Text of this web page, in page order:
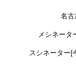
名古
メシネー
スシネーター[